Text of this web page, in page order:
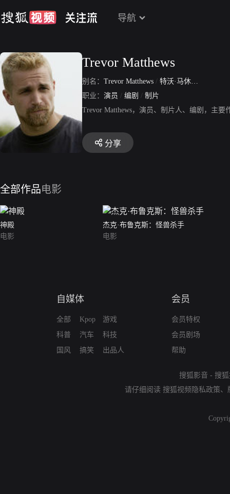
导航
Trevor Matthews
别名： Trevor Matthews / 特沃·马休斯
职业： 演员 / 编剧 / 制片
Trevor Matthews，演员、制片人、编剧，主
分享
全部作品电影
神殿
电影
杰克·布鲁克斯：怪兽杀手
电影
自媒体
全部
科普
国风
Kpop
汽车
搞笑
游戏
科技
出品人
会员
会员特权
会员剧场
帮助
搜狐影音 - 搜
请仔细阅读 搜狐视频隐私政策、